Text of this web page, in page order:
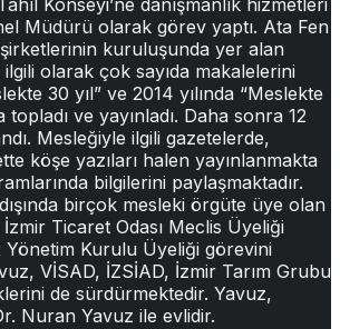
Konseyi’ne danışmanlık hizmetleri
Müdürü olarak görev yaptı. Ata Fen
kuruluşunda yer alan
olarak çok sayıda makalelerini
30 yıl” ve 2014 yılında “Meslekte
topladı ve yayınladı. Daha sonra 12
Mesleğiyle ilgili gazetelerde,
köşe yazıları halen yayınlanmakta
bilgilerini paylaşmaktadır.
birçok mesleki örgüte üye olan
Ticaret Odası Meclis Üyeliği
Yönetim Kurulu Üyeliği görevini
VİSAD, İZSİAD, İzmir Tarım Grubu
de sürdürmektedir. Yavuz,
Nuran Yavuz ile evlidir.